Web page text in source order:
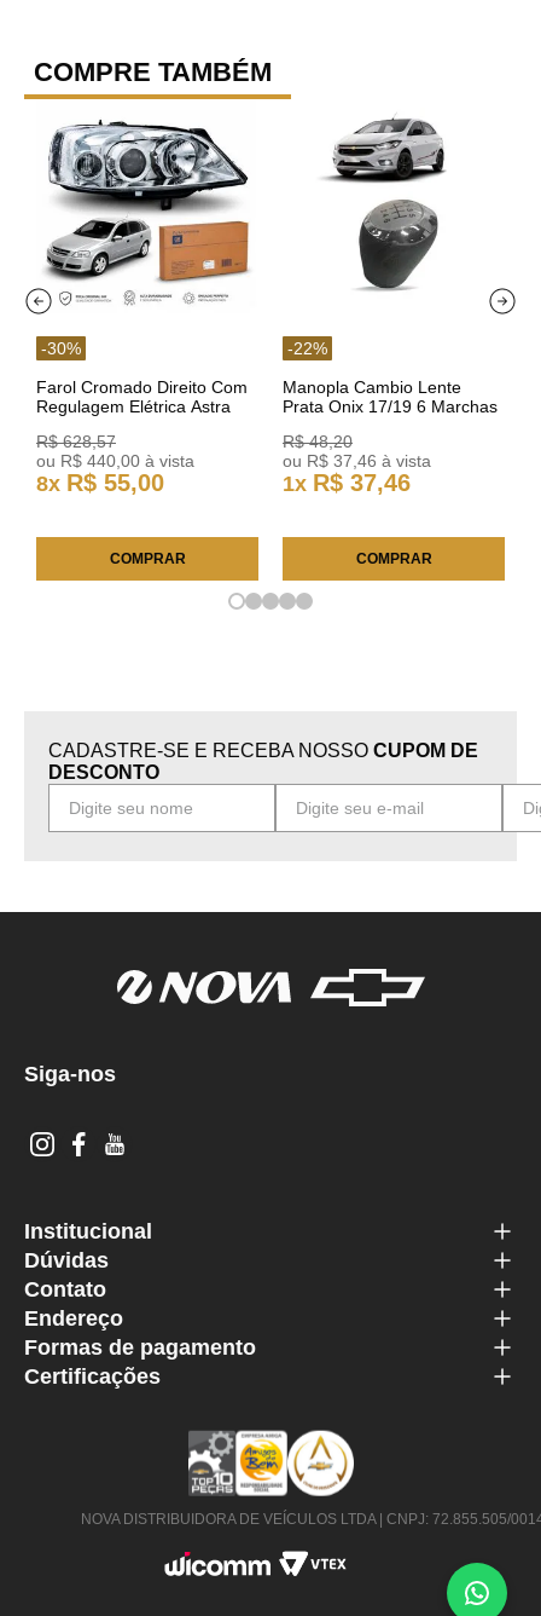
COMPRE TAMBÉM
-30%
Farol Cromado Direito Com
Regulagem Elétrica Astra
R$ 628,57
ou R$ 440 00 à vista
8x R$ 55,00
COMPRAR
-22%
Manopla Cambio Lente
Prata Onix 17/19 6 Marchas
R$ 48,20
ou R$ 37 46 à vista
1x R$ 37,46
COMPRAR
CADASTRE-SE E RECEBA NOSSO CUPOM DE
DESCONTO
Siga-nos
Institucional
Dúvidas
Contato
Endereço
Formas de pagamento
Certificações
NOVA DISTRIBUIDORA DE VEÍCULOS LTDA | CNPJ: 72.855.505/